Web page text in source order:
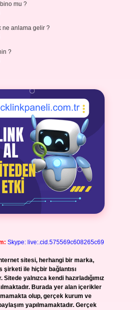
mu ?
ne anlama gelir ?
?
Skype: live:.cid.575569c608265c69
sitesi, herhangi bir marka,
şirketi ile hiçbir bağlantısı
Sitede yalnızca kendi hazırladığımız
Burada yer alan içerikler
olup, gerçek kurum ve
yapılmamaktadır. Gerçek